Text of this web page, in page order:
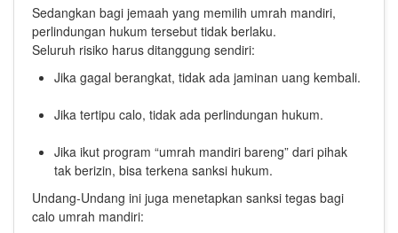
Sedangkan bagi jemaah yang memilih umrah mandiri,
perlindungan hukum tersebut tidak berlaku.
Seluruh risiko harus ditanggung sendiri:
Jika gagal berangkat, tidak ada jaminan uang kembali.
Jika tertipu calo, tidak ada perlindungan hukum.
Jika ikut program “umrah mandiri bareng” dari pihak
tak berizin, bisa terkena sanksi hukum.
Undang-Undang ini juga menetapkan sanksi tegas bagi
calo umrah mandiri: